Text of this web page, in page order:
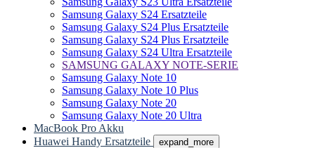
Samsung Galaxy S24 Ersatzteile
Samsung Galaxy S24 Plus Ersatzteile
Samsung Galaxy S24 Plus Ersatzteile
Samsung Galaxy S24 Ultra Ersatzteile
SAMSUNG GALAXY NOTE-SERIE
Samsung Galaxy Note 10
Samsung Galaxy Note 10 Plus
Samsung Galaxy Note 20
Samsung Galaxy Note 20 Ultra
MacBook Pro Akku
Huawei Handy Ersatzteile
expand_more